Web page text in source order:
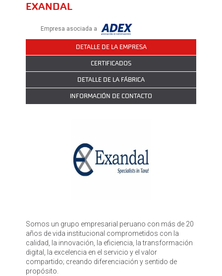
EXANDAL
Empresa asociada a
DETALLE DE LA EMPRESA
CERTIFICADOS
DETALLE DE LA FÁBRICA
INFORMACIÓN DE CONTACTO
Somos un grupo empresarial peruano con más de 20
años de vida institucional comprometidos con la
calidad, la innovación, la eficiencia, la transformación
digital, la excelencia en el servicio y el valor
compartido; creando diferenciación y sentido de
propósito.